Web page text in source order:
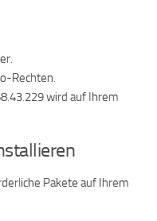
Rechten.
wird auf Ihrem
Pakete auf Ihrem